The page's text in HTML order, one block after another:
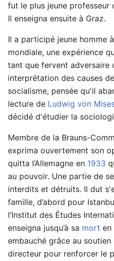
fut le plus jeune professeur
Il enseigna ensuite à Graz.
Il a participé jeune homme
mondiale, une expérience
tant que fervent adversaire
interprétation des causes
socialisme, pensée qu'il
lecture de Ludwig von
décidé d'étudier la
Membre de la Brauns-
exprima ouvertement son
quitta l’Allemagne en 1933
au pouvoir. Une partie de
interdits et détruits. Il dut
famille, d’abord pour
l’Institut des Études
enseigna jusqu’à sa mort en
embauché grâce au
directeur pour renforcer le